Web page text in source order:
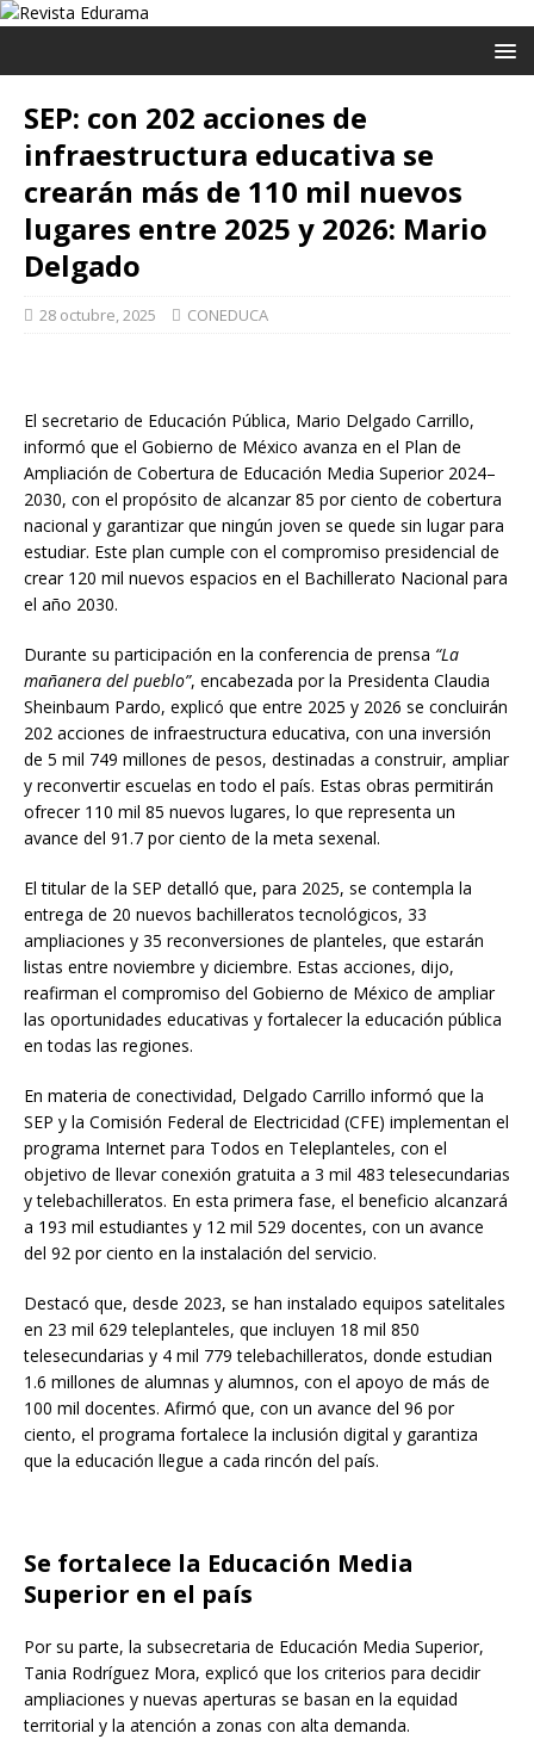
SEP: con 202 acciones de
infraestructura educativa se
crearán más de 110 mil nuevos
lugares entre 2025 y 2026: Mario
Delgado
28 octubre, 2025 CONEDUCA
El secretario de Educación Pública, Mario Delgado Carrillo,
informó que el Gobierno de México avanza en el Plan de
Ampliación de Cobertura de Educación Media Superior 2024–
2030, con el propósito de alcanzar 85 por ciento de cobertura
nacional y garantizar que ningún joven se quede sin lugar para
estudiar. Este plan cumple con el compromiso presidencial de
crear 120 mil nuevos espacios en el Bachillerato Nacional para
el año 2030.
Durante su participación en la conferencia de prensa “La
mañanera del pueblo”, encabezada por la Presidenta Claudia
Sheinbaum Pardo, explicó que entre 2025 y 2026 se concluirán
202 acciones de infraestructura educativa, con una inversión
de 5 mil 749 millones de pesos, destinadas a construir, ampliar
y reconvertir escuelas en todo el país. Estas obras permitirán
ofrecer 110 mil 85 nuevos lugares, lo que representa un
avance del 91.7 por ciento de la meta sexenal.
El titular de la SEP detalló que, para 2025, se contempla la
entrega de 20 nuevos bachilleratos tecnológicos, 33
ampliaciones y 35 reconversiones de planteles, que estarán
listas entre noviembre y diciembre. Estas acciones, dijo,
reafirman el compromiso del Gobierno de México de ampliar
las oportunidades educativas y fortalecer la educación pública
en todas las regiones.
En materia de conectividad, Delgado Carrillo informó que la
SEP y la Comisión Federal de Electricidad (CFE) implementan el
programa Internet para Todos en Teleplanteles, con el
objetivo de llevar conexión gratuita a 3 mil 483 telesecundarias
y telebachilleratos. En esta primera fase, el beneficio alcanzará
a 193 mil estudiantes y 12 mil 529 docentes, con un avance
del 92 por ciento en la instalación del servicio.
Destacó que, desde 2023, se han instalado equipos satelitales
en 23 mil 629 teleplanteles, que incluyen 18 mil 850
telesecundarias y 4 mil 779 telebachilleratos, donde estudian
1.6 millones de alumnas y alumnos, con el apoyo de más de
100 mil docentes. Afirmó que, con un avance del 96 por
ciento, el programa fortalece la inclusión digital y garantiza
que la educación llegue a cada rincón del país.
Se fortalece la Educación Media
Superior en el país
Por su parte, la subsecretaria de Educación Media Superior,
Tania Rodríguez Mora, explicó que los criterios para decidir
ampliaciones y nuevas aperturas se basan en la equidad
territorial y la atención a zonas con alta demanda.